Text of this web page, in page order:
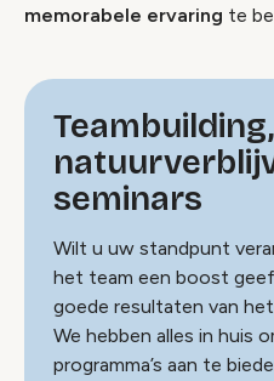
memorabele ervaring te
seminars
Wilt u uw standpunt
het team een ​​boost
goede resultaten van
We hebben alles in huis
programma’s aan te